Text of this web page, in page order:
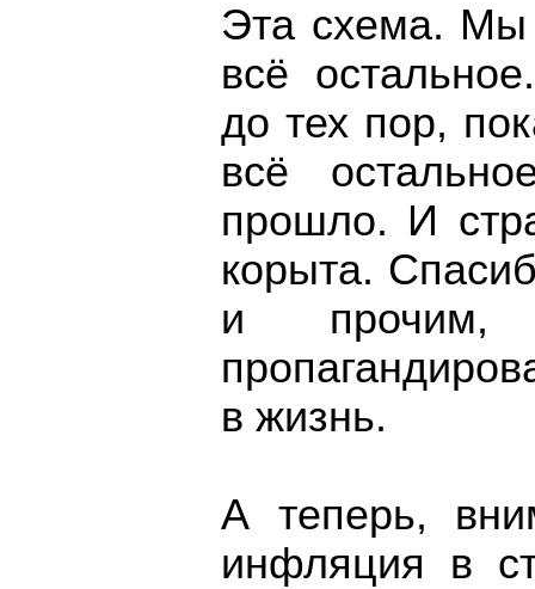
Эта схема.
всë
до тех пор,
всë
прошло. И
корыта.
и прочим,
в жизнь.
А теперь,
инфляция в